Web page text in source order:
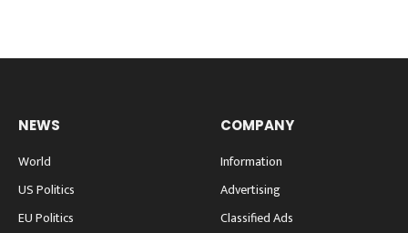
NEWS
World
US Politics
EU Politics
COMPANY
Information
Advertising
Classified Ads